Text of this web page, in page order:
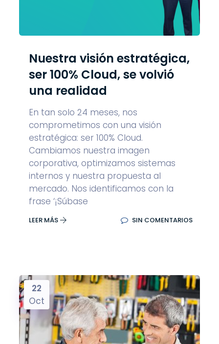
Nuestra visión estratégica,
ser 100% Cloud, se volvió
una realidad
En tan solo 24 meses, nos
comprometimos con una visión
estratégica: ser 100% Cloud.
Cambiamos nuestra imagen
corporativa, optimizamos sistemas
internos y nuestra propuesta al
mercado. Nos identificamos con la
frase ‘¡Súbase
LEER MÁS SIN COMENTARIOS
22
Oct